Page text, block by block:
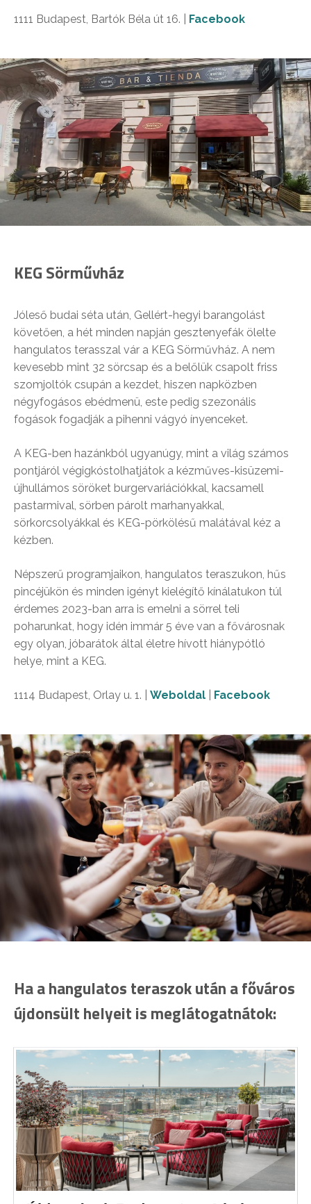
1111 Budapest, Bartók Béla út 16. | Facebook
KEG Sörművház
Jóleső budai séta után, Gellért-hegyi barangolást
követően, a hét minden napján gesztenyefák ölelte
hangulatos terasszal vár a KEG Sörművház. A nem
kevesebb mint 32 sörcsap és a belőlük csapolt friss
szomjoltók csupán a kezdet, hiszen napközben
négyfogásos ebédmenü, este pedig szezonális
fogások fogadják a pihenni vágyó ínyenceket.
A KEG-ben hazánkból ugyanúgy, mint a világ számos
pontjáról végigkóstolhatjátok a kézműves-kisüzemi-
újhullámos söröket burgervariációkkal, kacsamell
pastarmival, sörben párolt marhanyakkal,
sörkorcsolyákkal és KEG-pörkölésű malátával kéz a
kézben.
Népszerű programjaikon, hangulatos teraszukon, hűs
pincéjükön és minden igényt kielégítő kínálatukon túl
érdemes 2023-ban arra is emelni a sörrel teli
poharunkat, hogy idén immár 5 éve van a fővárosnak
egy olyan, jóbarátok által életre hívott hiánypótló
helye, mint a KEG.
1114 Budapest, Orlay u. 1. | Weboldal Facebook
Ha a hangulatos teraszok után a főváros
újdonsült helyeit is meglátogatnátok: